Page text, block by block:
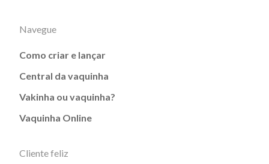
Navegue
Como criar e lançar
Central da vaquinha
Vakinha ou vaquinha?
Vaquinha Online
Cliente feliz